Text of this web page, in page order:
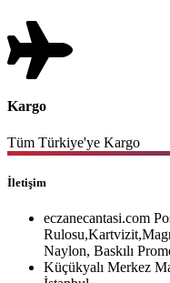
Kargo
Tüm Türkiye'ye Kargo
İletişim
eczanecantasi.com
Naylon, Baskılı
Küçükyalı Merkez